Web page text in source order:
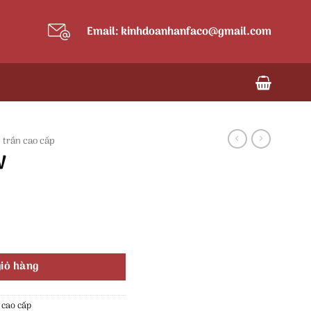
Email: kinhdoanhanfaco@gmail.com
cao cấp
hàng
cấp